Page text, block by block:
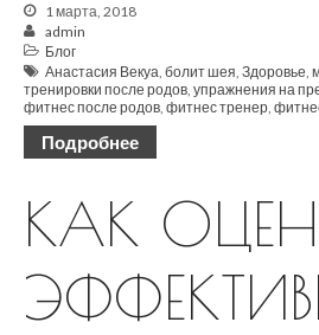
1 марта, 2018
admin
Блог
Анастасия Векуа болит шея Здоровье
тренировки после родов упражнения на
фитнес после родов фитнес тренер
Подробнее
КАК